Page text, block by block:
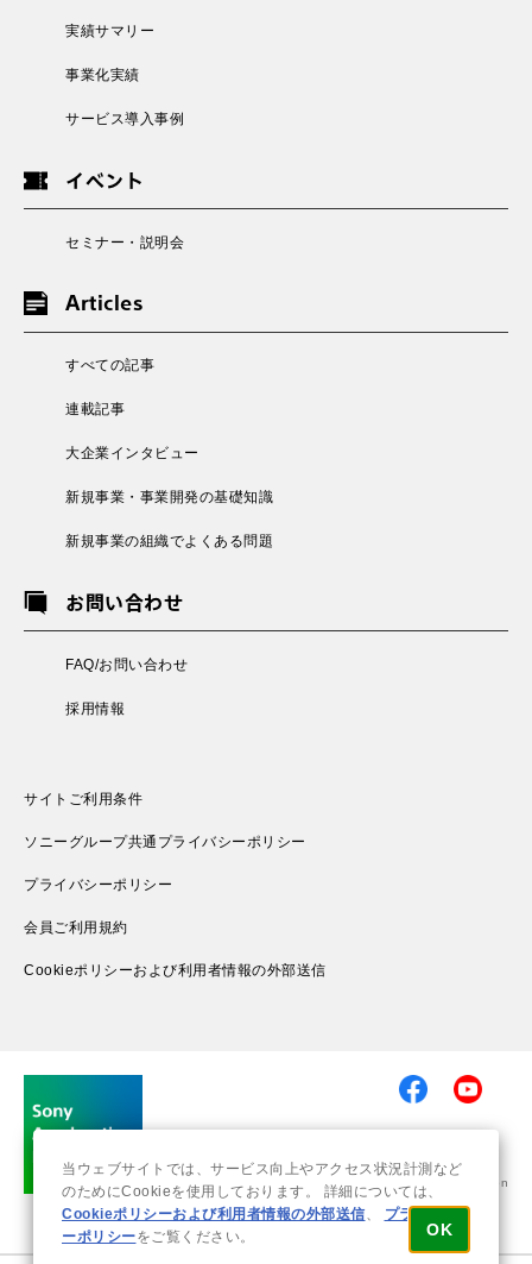
実績サマリー
事業化実績
サービス導入事例
イベント
セミナー・説明会
Articles
すべての記事
連載記事
大企業インタビュー
新規事業・事業開発の基礎知識
新規事業の組織でよくある問題
お問い合わせ
FAQ/お問い合わせ
採用情報
サイトご利用条件
ソニーグループ共通プライバシーポリシー
プライバシーポリシー
会員ご利用規約
Cookieポリシーおよび利用者情報の外部送信
© 2019-2026 Sony Group Corporation
当ウェブサイトでは、サービス向上やアクセス状況計測など
のためにCookieを使用しております。 詳細については、
Cookieポリシーおよび利用者情報の外部送信、
プライバシ
ーポリシーをご覧ください。 OK